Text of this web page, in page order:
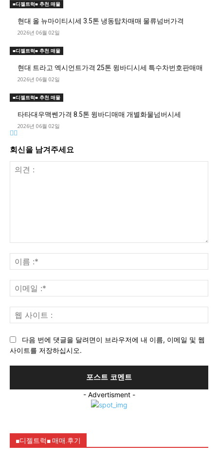
■디젤트럭■ 추천.매물
현대 올 뉴마이티시세 3.5톤 냉동탑차매매 물류넘버가격
2026년 06월 02일
■디젤트럭■ 추천.매물
현대 트라고 엑시언트가격 25톤 윙바디시세 특수차번호판매매
2026년 06월 02일
■디젤트럭■ 추천.매물
타타대우맥쎈가격 8.5톤 윙바디매매 개별화물넘버시세
2026년 06월 02일
회신을 남겨주세요
견
:
름
:*
메
일
사
다음 번에 댓글을 달려면이 브라우저에 내 이름, 이메일 및 웹
사이트를 저장하십시오.
- Advertisment -
■디젤트럭■ 매매.후기